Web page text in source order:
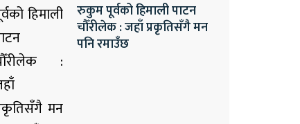
रुकुम पूर्वको हिमाली पाटन
चौँरीलेक : जहाँ प्रकृतिसँगै मन
पनि रमाउँछ